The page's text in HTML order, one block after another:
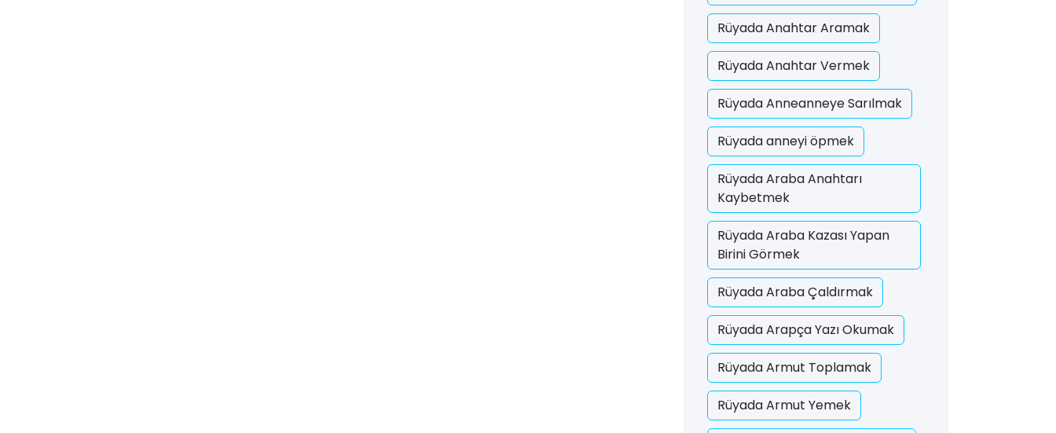
Rüyada Anahtar Aramak
Rüyada Anahtar Vermek
Rüyada Anneanneye Sarılmak
Rüyada anneyi öpmek
Rüyada Araba Anahtarı
Kaybetmek
Rüyada Araba Kazası Yapan
Birini Görmek
Rüyada Araba Çaldırmak
Rüyada Arapça Yazı Okumak
Rüyada Armut Toplamak
Rüyada Armut Yemek